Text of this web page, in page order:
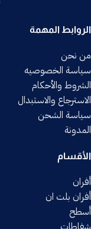
الروابط المهمة
من نحن
سياسة الخصوصيه
الشروط والأحكام
الاسترجاع والاستبدال
سياسة الشحن
المدونة
الأقسام
أفران
أفران بلت ان
أسطح